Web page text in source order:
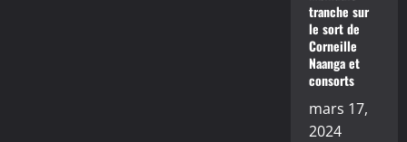
tranche sur
le sort de
Corneille
Naanga et
consorts
mars 17,
2024